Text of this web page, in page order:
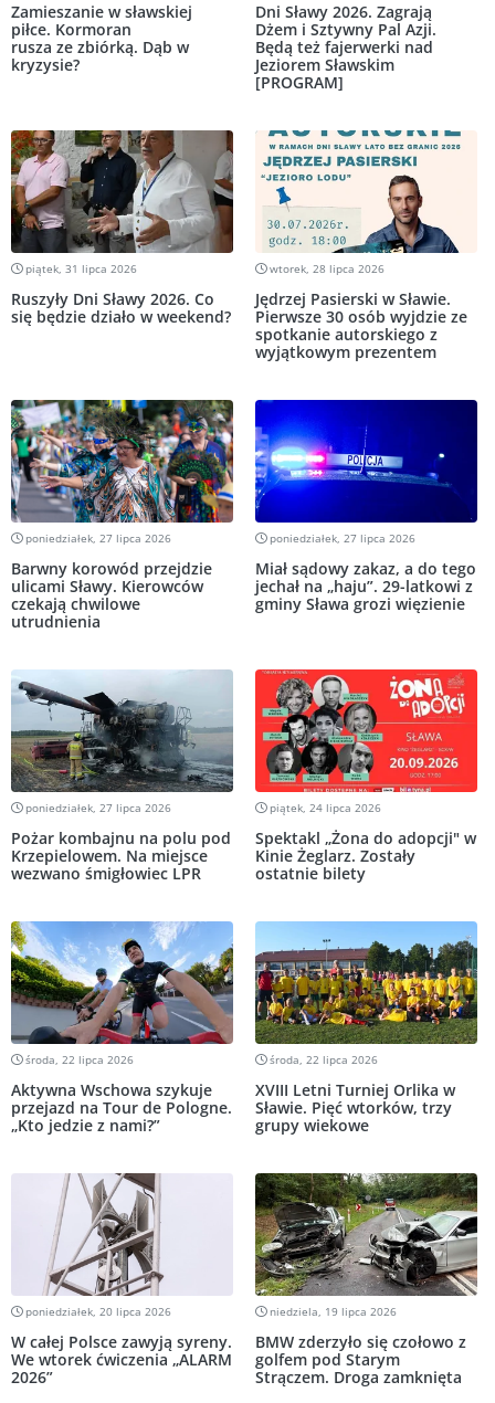
Zamieszanie w sławskiej
piłce. Kormoran
rusza ze zbiórką. Dąb w
kryzysie?
Dni Sławy 2026. Zagrają
Dżem i Sztywny Pal Azji.
Będą też fajerwerki nad
Jeziorem Sławskim
[PROGRAM]
piątek, 31 lipca 2026
Ruszyły Dni Sławy 2026. Co
się będzie działo w weekend?
wtorek, 28 lipca 2026
Jędrzej Pasierski w Sławie.
Pierwsze 30 osób wyjdzie ze
spotkanie autorskiego z
wyjątkowym prezentem
poniedziałek, 27 lipca 2026
Barwny korowód przejdzie
ulicami Sławy. Kierowców
czekają chwilowe
utrudnienia
poniedziałek, 27 lipca 2026
Miał sądowy zakaz, a do tego
jechał na „haju”. 29-latkowi z
gminy Sława grozi więzienie
poniedziałek, 27 lipca 2026
Pożar kombajnu na polu pod
Krzepielowem. Na miejsce
wezwano śmigłowiec LPR
piątek, 24 lipca 2026
Spektakl „Żona do adopcji" w
Kinie Żeglarz. Zostały
ostatnie bilety
środa, 22 lipca 2026
Aktywna Wschowa szykuje
przejazd na Tour de Pologne.
„Kto jedzie z nami?”
środa, 22 lipca 2026
XVIII Letni Turniej Orlika w
Sławie. Pięć wtorków, trzy
grupy wiekowe
poniedziałek, 20 lipca 2026
W całej Polsce zawyją syreny.
We wtorek ćwiczenia „ALARM
2026”
niedziela, 19 lipca 2026
BMW zderzyło się czołowo z
golfem pod Starym
Strączem. Droga zamknięta